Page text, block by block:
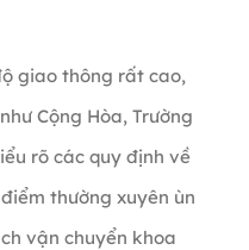
giao thông rất cao,
Cộng Hòa, Trường
rõ các quy định về
thường xuyên ùn
vận chuyển khoa